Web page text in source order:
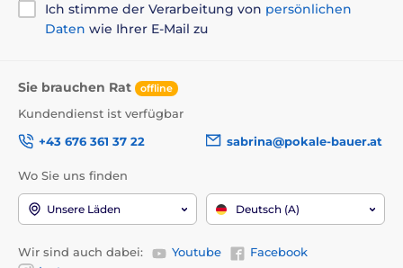
Ich stimme der Verarbeitung von persönlichen
Daten wie Ihrer E-Mail zu
Sie brauchen Rat offline
Kundendienst ist verfügbar
+43 676 361 37 22
sabrina@pokale-bauer.at
Wo Sie uns finden
Unsere Läden Deutsch (A)
Wir sind auch dabei: Youtube
Facebook